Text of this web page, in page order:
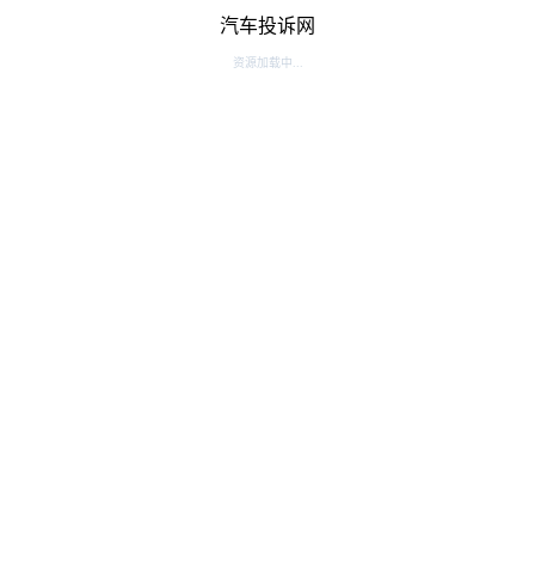
汽车投诉网
资源加载中...